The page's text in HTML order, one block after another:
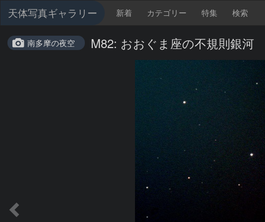
天体写真ギャラリー 新着 カテゴリー 特集 検索
南多摩の夜空 M82: おおぐま座の不規則銀河